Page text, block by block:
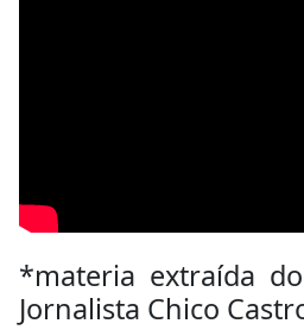
*materia extraída
Jornalista Chico